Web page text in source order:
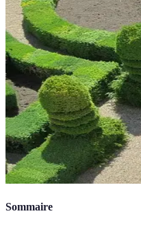
Sommaire